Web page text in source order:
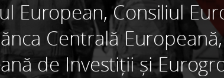
European, Consiliul
Centrală
de Investiții și